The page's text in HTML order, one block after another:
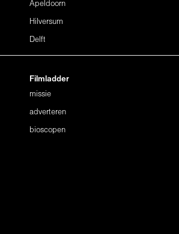
Apeldoorn
Hilversum
Delft
Filmladder
missie
adverteren
bioscopen